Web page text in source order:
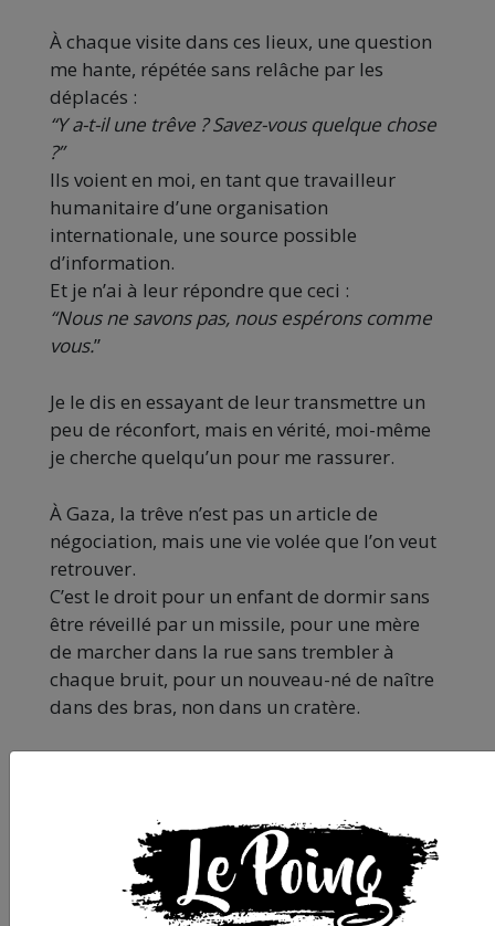
À chaque visite dans ces lieux, une question
me hante, répétée sans relâche par les
déplacés :
“Y a-t-il une trêve ? Savez-vous quelque chose
?”
Ils voient en moi, en tant que travailleur
humanitaire d’une organisation
internationale, une source possible
d’information.
Et je n’ai à leur répondre que ceci :
“Nous ne savons pas, nous espérons comme
vous.”
Je le dis en essayant de leur transmettre un
peu de réconfort, mais en vérité, moi-même
je cherche quelqu’un pour me rassurer.
À Gaza, la trêve n’est pas un article de
négociation, mais une vie volée que l’on veut
retrouver.
C’est le droit pour un enfant de dormir sans
être réveillé par un missile, pour une mère
de marcher dans la rue sans trembler à
chaque bruit, pour un nouveau-né de naître
dans des bras, non dans un cratère.
Mais malgré cela, ils ne font plus facilement
Chaque trêve passée a été le prélude à un
nouveau massacre, chaque promesse du